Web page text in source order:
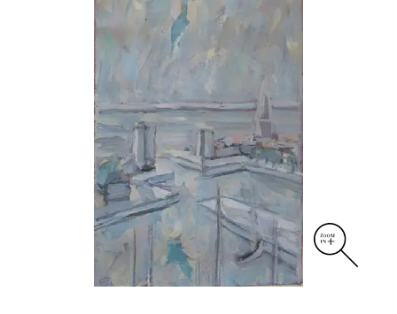
VOL. 1 : LES PEINTURES
VOL. 2 : LES GOUACHES
VOL. 3 : CRAYONS DE COULEUR ET FUSAINS
CONTACT